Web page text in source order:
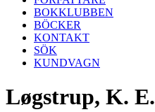
BOKKLUBBEN
BÖCKER
KONTAKT
SÖK
KUNDVAGN
Løgstrup, K. E.